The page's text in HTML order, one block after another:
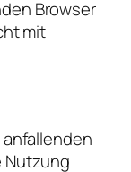
Browser
mit
Nutzung